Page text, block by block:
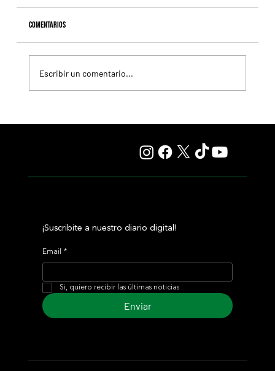
Comentarios
Escribir un comentario...
¡Suscribite a nuestro diario digital!
Email *
Si, quiero recibir las últimas noticias
Enviar